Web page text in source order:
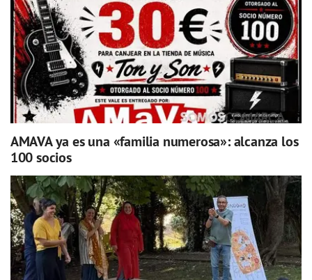
AMAVA ya es una «familia numerosa»: alcanza los
100 socios